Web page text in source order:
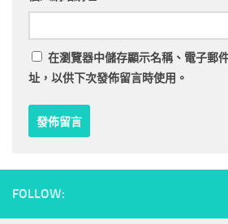
在瀏覽器中儲存顯示名稱、電子郵
址，以供下次發佈留言時使用。
FOLLOW: